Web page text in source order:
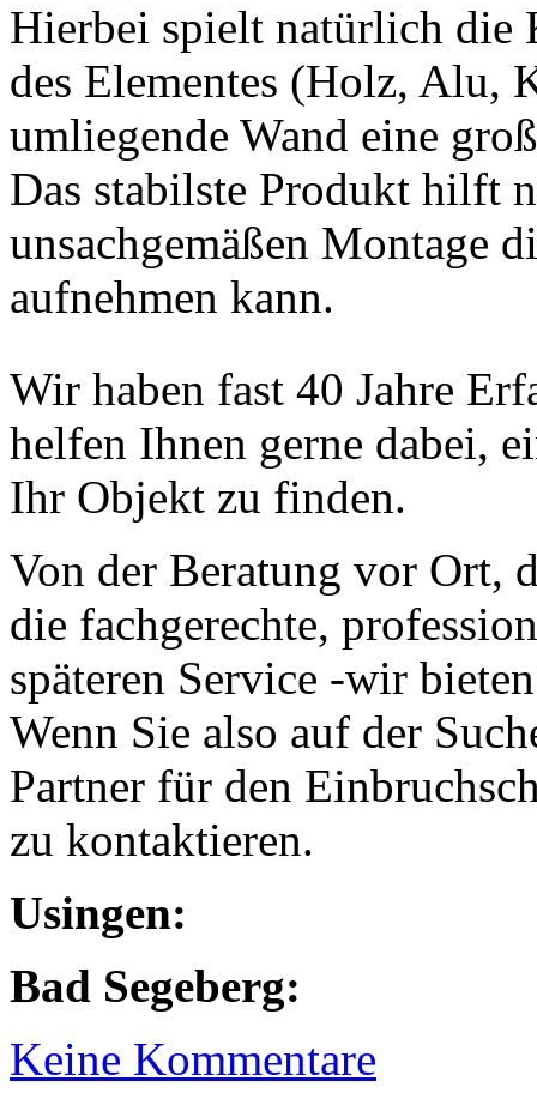
Hierbei spielt natürlich die
des Elementes (Holz, Alu,
umliegende Wand eine
Das stabilste Produkt hilft
unsachgemäßen Montage
aufnehmen kann.
Wir haben fast 40 Jahre
helfen Ihnen gerne dabei,
Ihr Objekt zu finden.
Von der Beratung vor Ort,
die fachgerechte,
späteren Service -wir
Wenn Sie also auf der
Partner für den
zu kontaktieren.
Usingen:
Bad Segeberg:
Keine Kommentare